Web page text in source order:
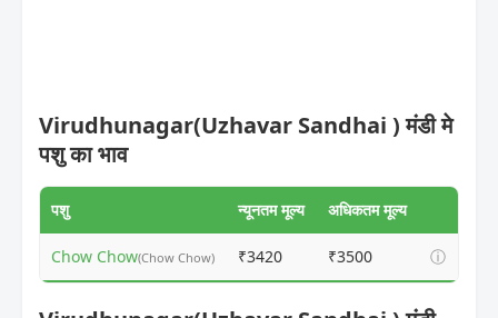
Virudhunagar(Uzhavar Sandhai ) मंडी मे
पशु का भाव
पशु न्यूनतम मूल्य अधिकतम मूल्य
Chow Chow(Chow Chow) ₹3420 ₹3500 ⓘ